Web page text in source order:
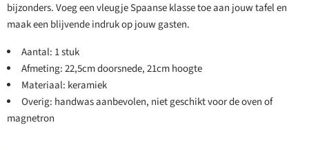
bijzonders. Voeg een vleugje Spaanse klasse toe aan jouw tafel en
maak een blijvende indruk op jouw gasten.
Aantal: 1 stuk
Afmeting: 22,5cm doorsnede, 21cm hoogte
Materiaal: keramiek
Overig: handwas aanbevolen, niet geschikt voor de oven of
magnetron